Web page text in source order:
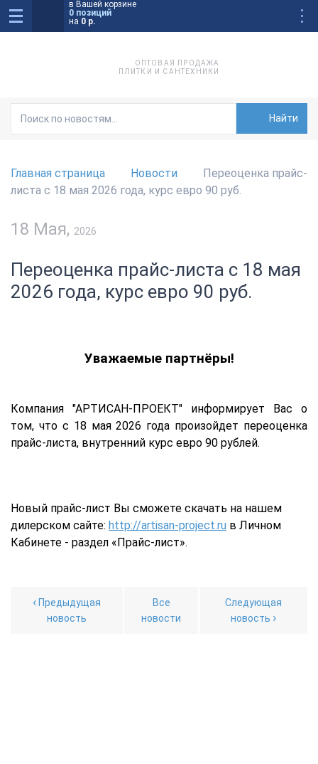
в Вашей корзине
0 позиций
на 0 р.
ОПТОВАЯ ПРОДАЖА
ПЛИТКИ И САНТЕХНИКИ
Найти
Главная страница Новости
Переоценка прайс-
листа с 18 мая 2026 года, курс евро 90 руб.
18 Мая, 2026
Переоценка прайс-листа с 18 мая
2026 года, курс евро 90 руб.
Уважаемые партнёры!
Компания "АРТИСАН-ПРОЕКТ" информирует Вас о
том, что с 18 мая 2026 года произойдет переоценка
прайс-листа, внутренний курс евро 90 рублей.
Новый прайс-лист Вы сможете скачать на нашем
дилерском сайте: http://artisan-project.ru в Личном
Кабинете - раздел «Прайс-лист».
‹ Предыдущая
новость
Все
новости
Следующая
новость ›